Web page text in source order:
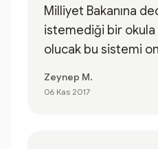
Milliyet Bakanına
istemediği bir okula
olucak bu sistemi
Zeynep M.
06 Kas 2017